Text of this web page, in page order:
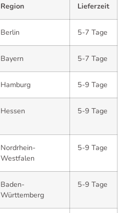
Region Lieferzeit
Berlin 5-7 Tage
Bayern 5-7 Tage
Hamburg 5-9 Tage
Hessen 5-9 Tage
Nordrhein-
Westfalen
5-9 Tage
Baden-
Württemberg
5-9 Tage